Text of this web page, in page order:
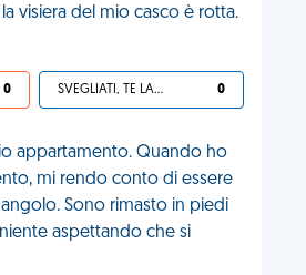
visiera del mio casco è rotta.
0 SVEGLIATI, TE LA SEI CERCATA! 0
appartamento. Quando ho
mi rendo conto di essere
Sono rimasto in piedi
aspettando che si